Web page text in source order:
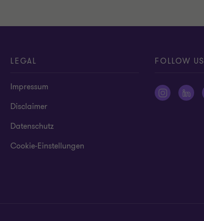
LEGAL
Impressum
Disclaimer
Datenschutz
Cookie-Einstellungen
FOLLOW US